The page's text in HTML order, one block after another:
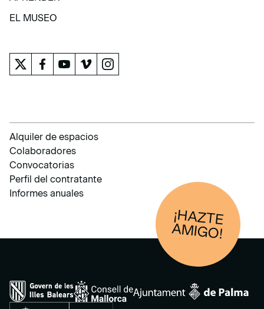
APRENDER
EL MUSEO
Alquiler de espacios
Colaboradores
Convocatorias
Perfil del contratante
Informes anuales
¡HAZTE
AM
IGO!